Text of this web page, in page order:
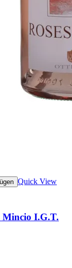
Quick View
Mincio I.G.T.